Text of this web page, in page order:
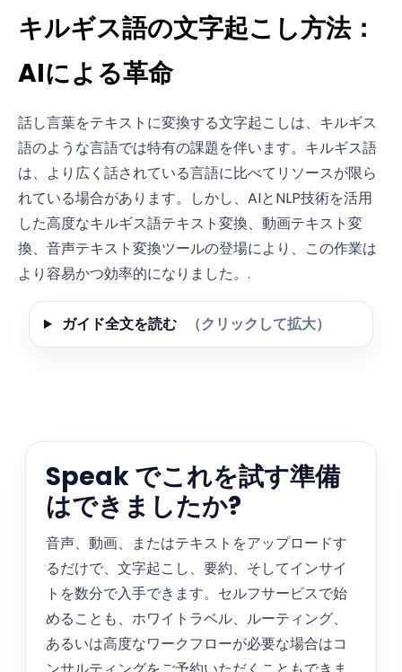
キルギス語の文字起こし方法：
AIによる革命
話し言葉をテキストに変換する文字起こしは、キルギス
語のような言語では特有の課題を伴います。キルギス語
は、より広く話されている言語に比べてリソースが限ら
れている場合があります。しかし、AIとNLP技術を活用
した高度なキルギス語テキスト変換、動画テキスト変
換、音声テキスト変換ツールの登場により、この作業は
より容易かつ効率的になりました。.
ガイド全文を読む （クリックして拡大）
Speak でこれを試す準備
はできましたか?
音声、動画、またはテキストをアップロードす
るだけで、文字起こし、要約、そしてインサイ
トを数分で入手できます。セルフサービスで始
めることも、ホワイトラベル、ルーティング、
あるいは高度なワークフローが必要な場合はコ
ンサルティングをご予約いただくこともできま